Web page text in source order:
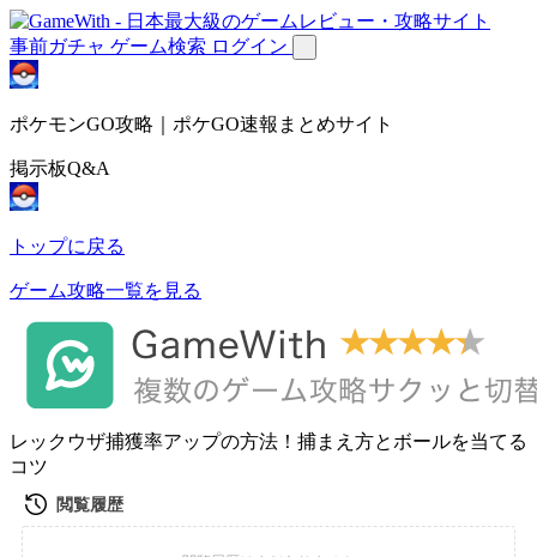
事前ガチャ ゲーム検索 ログイン
ポケモンGO攻略｜ポケGO速報まとめサイト
掲示板Q&A
トップに戻る
ゲーム攻略一覧を見る
レックウザ捕獲率アップの方法！捕まえ方とボールを当てる
コツ